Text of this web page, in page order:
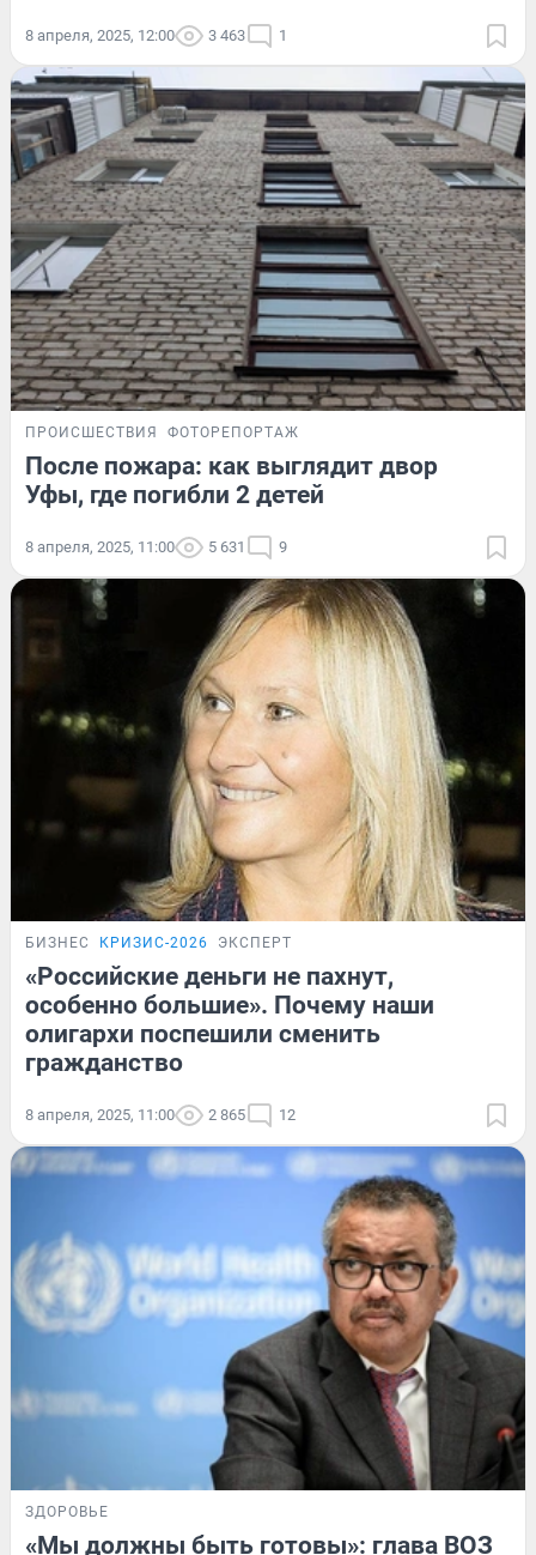
8 апреля, 2025, 12:00 3 463 1
ПРОИСШЕСТВИЯ ФОТОРЕПОРТАЖ
После пожара: как выглядит двор
Уфы, где погибли 2 детей
8 апреля, 2025, 11:00 5 631 9
БИЗНЕС КРИЗИС-2026 ЭКСПЕРТ
«Российские деньги не пахнут,
особенно большие». Почему наши
олигархи поспешили сменить
гражданство
8 апреля, 2025, 11:00 2 865 12
ЗДОРОВЬЕ
«Мы должны быть готовы»: глава ВОЗ